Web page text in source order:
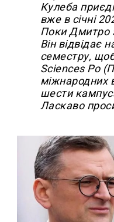
Кулеба
вже в січні
Поки Дмитро
Він відвідає
семестру,
Sciences Po
міжнародних
шести
Ласкаво